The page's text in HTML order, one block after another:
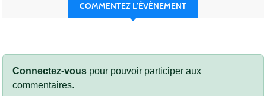
COMMENTEZ L’ÉVÈNEMENT
Connectez-vous pour pouvoir participer aux
commentaires.